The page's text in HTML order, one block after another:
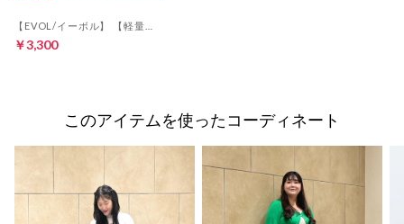
￥3,300
このアイテムを使ったコーディネート